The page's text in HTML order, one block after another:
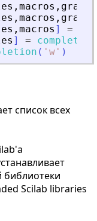
, macros ,
, macros ,
, macros ] =
] =
completion
( ' w ' )
список всех
библиотеки
Scilab libraries